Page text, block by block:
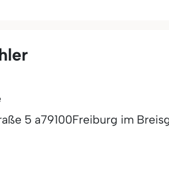
5 a79100Freiburg im